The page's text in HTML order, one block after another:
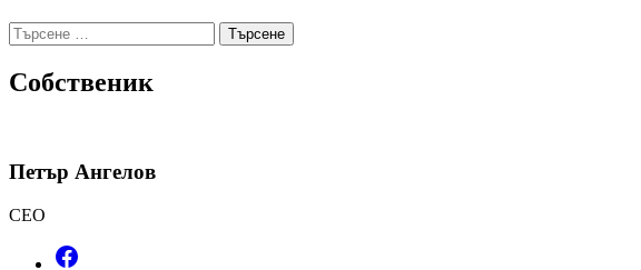
Търсене
за:
Собственик
Петър Ангелов
CEO